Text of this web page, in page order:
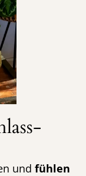
und fühlen